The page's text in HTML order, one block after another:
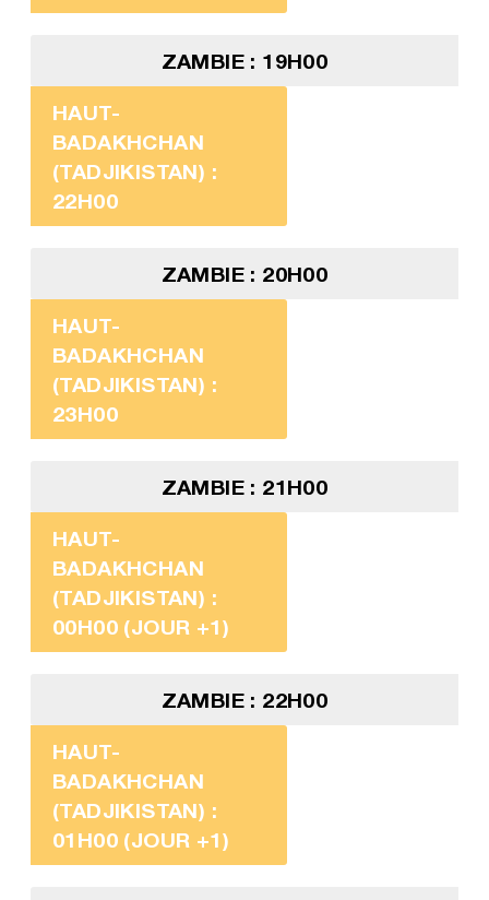
ZAMBIE : 19H00
HAUT-
BADAKHCHAN
(TADJIKISTAN) :
22H00
ZAMBIE : 20H00
HAUT-
BADAKHCHAN
(TADJIKISTAN) :
23H00
ZAMBIE : 21H00
HAUT-
BADAKHCHAN
(TADJIKISTAN) :
00H00 (JOUR +1)
ZAMBIE : 22H00
HAUT-
BADAKHCHAN
(TADJIKISTAN) :
01H00 (JOUR +1)